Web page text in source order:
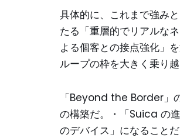
具体的に、これまで強み
たる「重層的でリアルな
よる個客との接点強化」
ループの枠を大きく乗り
「Beyond the Border」
の構築だ。・「Suica の
のデバイス」になること